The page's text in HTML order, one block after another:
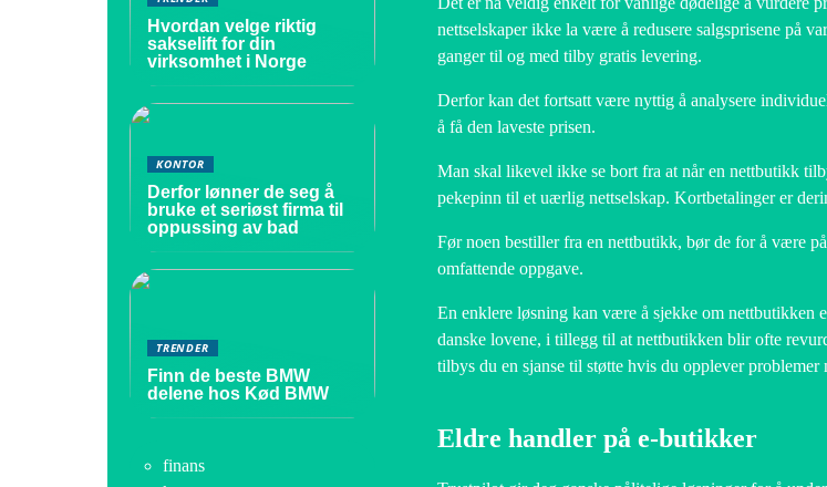
nettselskaper ikke la være å redusere salgsprisene på
ganger til og med tilby gratis levering.
Derfor kan det fortsatt være nyttig å analysere
å få den laveste prisen.
Man skal likevel ikke se bort fra at når en nettbutikk
pekepinn til et uærlig nettselskap. Kortbetalinger er
Før noen bestiller fra en nettbutikk, bør de for å være
omfattende oppgave.
En enklere løsning kan være å sjekke om nettbutikken
danske lovene, i tillegg til at nettbutikken blir ofte
tilbys du en sjanse til støtte hvis du opplever problemer
Eldre handler på e-butikker
Hvordan velge riktig
sakselift for din
virksomhet i Norge
KONTOR
Derfor lønner de seg å
bruke et seriøst firma til
oppussing av bad
TRENDER
Finn de beste BMW
delene hos Kød BMW
finans